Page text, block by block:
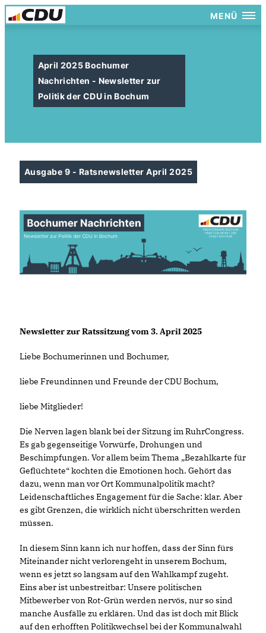
MENÜ
April 2025 Bochumer
Nachrichten - Newsletter zur
Politik der CDU in Bochum
Ausgabe 9 - Ratsnewsletter April 2025
Newsletter zur Ratssitzung vom 3. April 2025
Liebe Bochumerinnen und Bochumer,
liebe Freundinnen und Freunde der CDU Bochum,
liebe Mitglieder!
Die Nerven lagen blank bei der Sitzung im RuhrCongress.
Es gab gegenseitige Vorwürfe, Drohungen und
Beschimpfungen. Vor allem beim Thema „Bezahlkarte für
Geflüchtete“ kochten die Emotionen hoch. Gehört das
dazu, wenn man vor Ort Kommunalpolitik macht?
Leidenschaftliches Engagement für die Sache: klar. Aber
es gibt Grenzen, die wirklich nicht überschritten werden
müssen.
In diesem Sinn kann ich nur hoffen, dass der Sinn fürs
Miteinander nicht verlorengeht in unserem Bochum,
wenn es jetzt so langsam auf den Wahlkampf zugeht.
Eins aber ist unbestreitbar: Unsere politischen
Mitbewerber von Rot-Grün werden nervös, nur so sind
manche Ausfälle zu erklären. Und das ist doch mit Blick
auf den erhofften Politikwechsel bei der Kommunalwahl